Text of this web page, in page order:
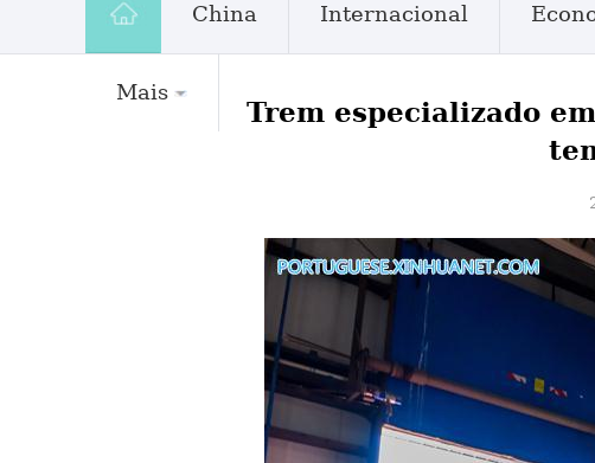
China Internacional
Mais
Trem especializado